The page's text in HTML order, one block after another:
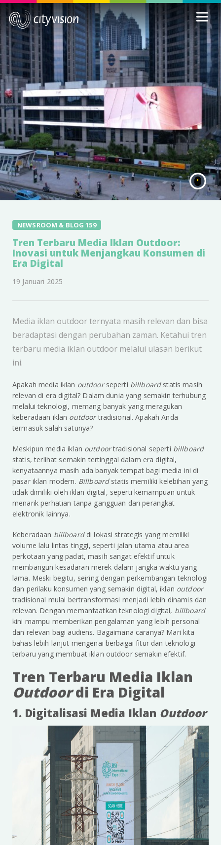
NEWSROOM & BLOG 159
Tren Terbaru Media Iklan Outdoor:
Inovasi untuk Menjangkau Konsumen di
Era Digital
19 Januari 2025
Media iklan outdoor ternyata masih relevan dan bisa
beradaptasi dengan perubahan zaman. Ketahui tren
terbaru media iklan outdoor melalui ulasan berikut
ini.
Apakah media iklan outdoorseperti billboard statis masih
relevan di era digital? Dalam dunia yang semakin terhubung
melalui teknologi, memang banyak yang meragukan
keberadaan iklan outdoortradisional. Apakah Anda
termasuk salah satunya?
Meskipun media iklan outdoortradisional seperti billboard
statis, terlihat semakin tertinggal dalam era digital,
kenyataannya masih ada banyak tempat bagi media ini di
pasar iklan modern. Billboard statis memiliki kelebihan yang
tidak dimiliki oleh iklan digital, seperti kemampuan untuk
menarik perhatian tanpa gangguan dari perangkat
elektronik lainnya.
Keberadaan billboard di lokasi strategis yang memiliki
volume lalu lintas tinggi, seperti jalan utama atau area
perkotaan yang padat, masih sangat efektif untuk
membangun kesadaran merek dalam jangka waktu yang
lama. Meski begitu, seiring dengan perkembangan teknologi
dan perilaku konsumen yang semakin digital, iklan outdoor
tradisional mulai bertransformasi menjadi lebih dinamis dan
relevan. Dengan memanfaatkan teknologi digital, billboard
kini mampu memberikan pengalaman yang lebih personal
dan relevan bagi audiens. Bagaimana caranya? Mari kita
bahas lebih lanjut mengenai berbagai fitur dan teknologi
terbaru yang membuat iklan outdoor semakin efektif.
Tren Terbaru Media Iklan
Outdoordi Era Digital
1. Digitalisasi Media Iklan Outdoor